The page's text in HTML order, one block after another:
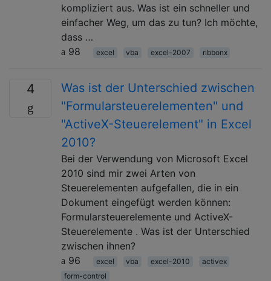
kompliziert aus. Was ist ein schneller und
einfacher Weg, um das zu tun? Ich möchte,
dass …
98
excel vba excel-2007 ribbonx
4
Was ist der Unterschied zwischen
"Formularsteuerelementen" und
"ActiveX-Steuerelement" in Excel
2010?
Bei der Verwendung von Microsoft Excel
2010 sind mir zwei Arten von
Steuerelementen aufgefallen, die in ein
Dokument eingefügt werden können:
Formularsteuerelemente und ActiveX-
Steuerelemente . Was ist der Unterschied
zwischen ihnen?
96
excel vba excel-2010
activex
form-control